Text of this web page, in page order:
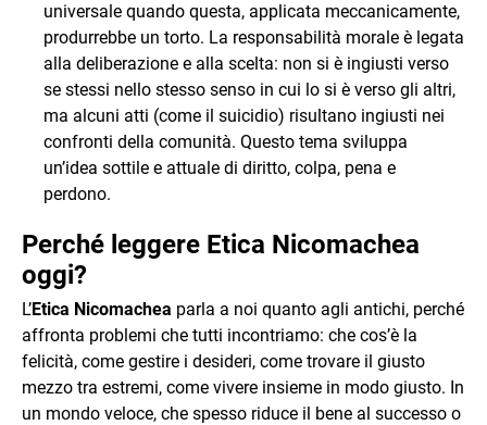
universale quando questa, applicata meccanicamente,
produrrebbe un torto. La responsabilità morale è legata
alla deliberazione e alla scelta: non si è ingiusti verso
se stessi nello stesso senso in cui lo si è verso gli altri,
ma alcuni atti (come il suicidio) risultano ingiusti nei
confronti della comunità. Questo tema sviluppa
un’idea sottile e attuale di diritto, colpa, pena e
perdono.
Perché leggere Etica Nicomachea
oggi?
L’Etica Nicomachea parla a noi quanto agli antichi, perché
affronta problemi che tutti incontriamo: che cos’è la
felicità, come gestire i desideri, come trovare il giusto
mezzo tra estremi, come vivere insieme in modo giusto. In
un mondo veloce, che spesso riduce il bene al successo o